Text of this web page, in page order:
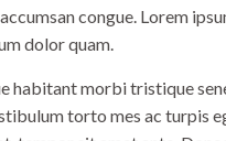
congue. Lorem
dolor quam.
habitant morbi tristique
torto mes ac turpis